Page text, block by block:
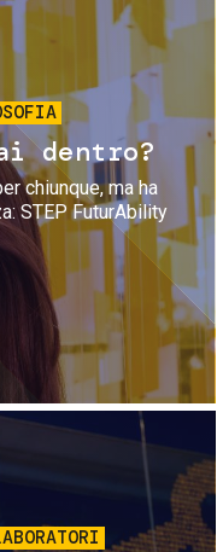
dentro?
chiunque, ma ha
STEP FuturAbility